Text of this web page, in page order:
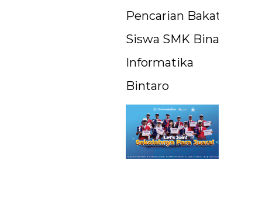
Pencarian Bakat
Siswa SMK Bina
Informatika
Bintaro